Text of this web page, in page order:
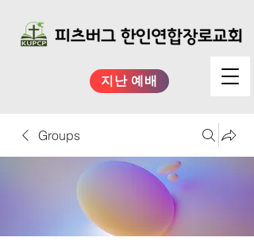
지난 예배
Groups